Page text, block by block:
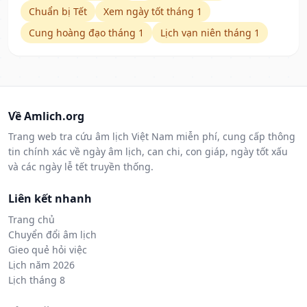
Chuẩn bị Tết
Xem ngày tốt tháng 1
Cung hoàng đạo tháng 1
Lịch vạn niên tháng 1
Về Amlich.org
Trang web tra cứu âm lịch Việt Nam miễn phí, cung cấp thông
tin chính xác về ngày âm lịch, can chi, con giáp, ngày tốt xấu
và các ngày lễ tết truyền thống.
Liên kết nhanh
Trang chủ
Chuyển đổi âm lịch
Gieo quẻ hỏi việc
Lịch năm 2026
Lịch tháng 8